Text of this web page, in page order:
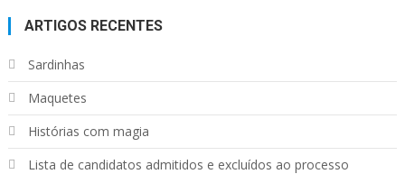
ARTIGOS RECENTES
Sardinhas
Maquetes
Histórias com magia
Lista de candidatos admitidos e excluídos ao processo